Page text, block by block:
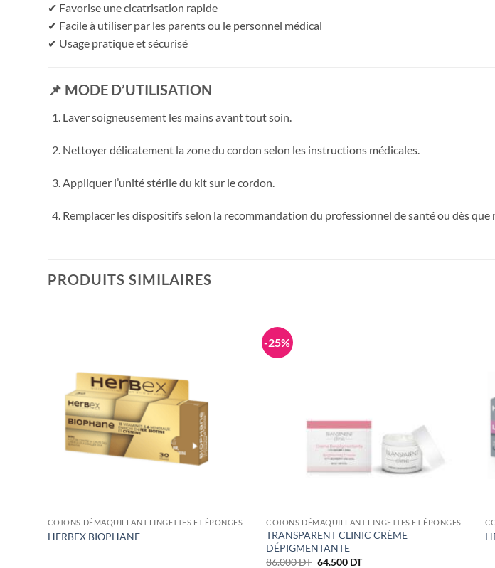
✔ Favorise une cicatrisation rapide
✔ Facile à utiliser par les parents ou le personnel médical
✔ Usage pratique et sécurisé
📌 MODE D’UTILISATION
Laver soigneusement les mains avant tout soin.
Nettoyer délicatement la zone du cordon selon les instructions médicales.
Appliquer l’unité stérile du kit sur le cordon.
Remplacer les dispositifs selon la recommandation du professionnel de santé ou dès
PRODUITS SIMILAIRES
COTONS DÉMAQUILLANT LINGETTES ET ÉPONGES
HERBEX BIOPHANE
-25%
COTONS DÉMAQUILLANT LINGETTES ET ÉPONGES
TRANSPARENT CLINIC CRÈME
DÉPIGMENTANTE
86.000DT Le
64.500 DTLe